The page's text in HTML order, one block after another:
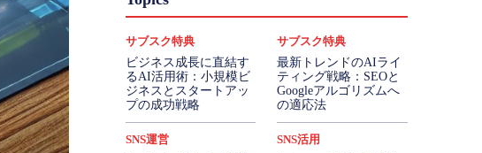
サブスク特典
ビジネス成長に直結す
るAI活用術：小規模ビ
ジネスとスタートアッ
プの成功戦略
サブスク特典
最新トレンドのAIライ
ティング戦略：SEOと
Googleアルゴリズムへ
の適応法
SNS運営
SNS活用